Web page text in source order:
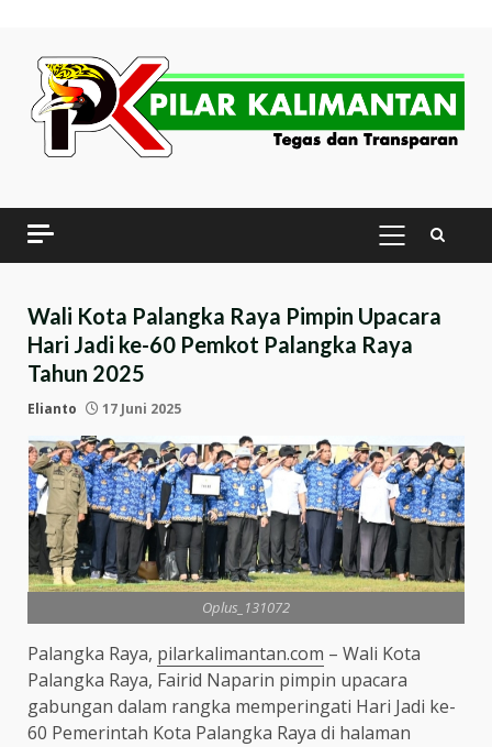
content
PRIMARY
MENU
Wali Kota Palangka Raya Pimpin Upacara
Hari Jadi ke-60 Pemkot Palangka Raya
Tahun 2025
Elianto 17 Juni 2025
Oplus_131072
Palangka Raya, pilarkalimantan.com – Wali Kota
Palangka Raya, Fairid Naparin pimpin upacara
gabungan dalam rangka memperingati Hari Jadi ke-
60 Pemerintah Kota Palangka Raya di halaman